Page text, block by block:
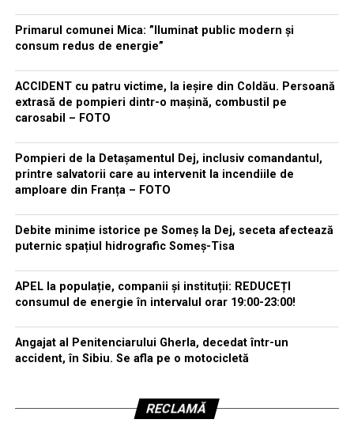
Primarul comunei Mica: ”Iluminat public modern și
consum redus de energie”
ACCIDENT cu patru victime, la ieșire din Coldău. Persoană
extrasă de pompieri dintr-o mașină, combustil pe
carosabil – FOTO
Pompieri de la Detașamentul Dej, inclusiv comandantul,
printre salvatorii care au intervenit la incendiile de
amploare din Franța – FOTO
Debite minime istorice pe Someș la Dej, seceta afectează
puternic spațiul hidrografic Someș-Tisa
APEL la populație, companii și instituții: REDUCEȚI
consumul de energie în intervalul orar 19:00-23:00!
Angajat al Penitenciarului Gherla, decedat într-un
accident, în Sibiu. Se afla pe o motocicletă
RECLAMĂ